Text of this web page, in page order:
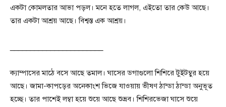
একটা কোমলতার আভা পড়ল। মনে হতে লাগল, এইতো তার কেউ আছে।
তার একটা আশ্রয় আছে। বিশ্বস্ত এক আশ্রয়।
ক্যাম্পাসের মাঠে বসে আছে তমাল। ঘাসের ডগাগুলো শিশিরে টুইটম্বুর হয়ে
আছে। জামা-কাপড়ের অনেকাংশ ভিজে যাওয়ায় ভীষণ ঠান্ডা ঠান্ডা অনুভূত
হচ্ছে। তার পাশেই লম্বা হয়ে শুয়ে আছে শুভ্রব। শিশিরভেজা ঘাসে শুয়ে